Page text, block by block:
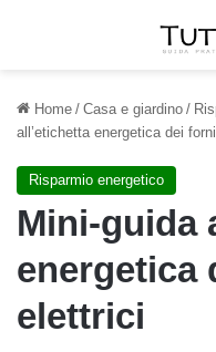
Home / Casa e giardino /
all’etichetta energetica dei
Risparmio energetico
Mini-guida
energetica
elettrici